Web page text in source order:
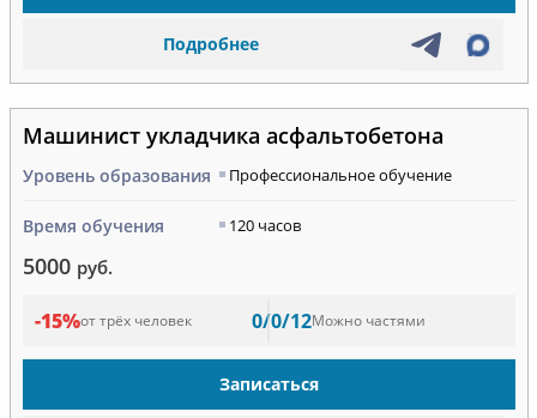
Подробнее
Машинист укладчика асфальтобетона
Уровень образования Профессиональное обучение
Время обучения 120 часов
5000 руб.
-15%от трёх человек 0/0/12Можно частями
Записаться